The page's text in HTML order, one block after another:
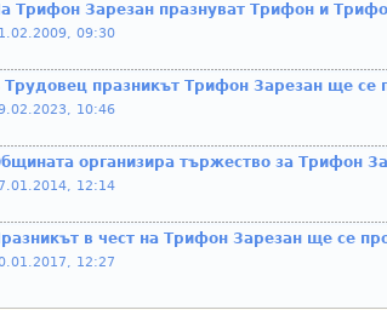
Трифон Зарезан празнуват Трифон и
09:30
Трудовец празникът Трифон Зарезан ще се
10:46
организира тържество за Трифон
12:14
в чест на Трифон Зарезан ще се
12:27